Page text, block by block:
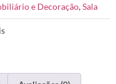
e Decoração,Sala